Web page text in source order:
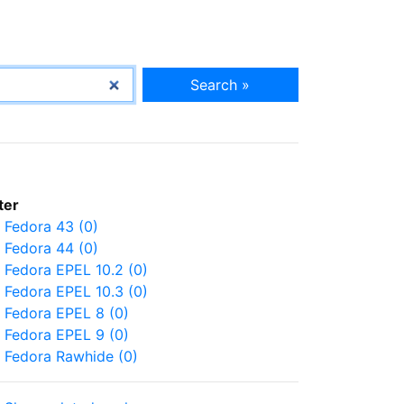
Search »
Fedora 43 (0)
Fedora 44 (0)
Fedora EPEL 10.2 (0)
Fedora EPEL 10.3 (0)
Fedora EPEL 8 (0)
Fedora EPEL 9 (0)
Fedora Rawhide (0)